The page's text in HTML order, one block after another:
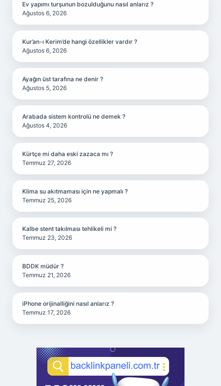
Ev yapımı turşunun bozulduğunu nasıl anlarız ?
Ağustos 6, 2026
Kur’an-ı Kerim’de hangi özellikler vardır ?
Ağustos 6, 2026
Ayağın üst tarafına ne denir ?
Ağustos 5, 2026
Arabada sistem kontrolü ne demek ?
Ağustos 4, 2026
Kürtçe mi daha eski zazaca mı ?
Temmuz 27, 2026
Klima su akıtmaması için ne yapmalı ?
Temmuz 25, 2026
Kalbe stent takılması tehlikeli mi ?
Temmuz 23, 2026
BDDK müdür ?
Temmuz 21, 2026
iPhone orijinalliğini nasıl anlarız ?
Temmuz 17, 2026